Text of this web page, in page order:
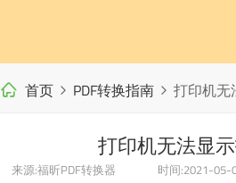
首页 PDF转换指南 打印机无
打印机无法显
来源:福昕PDF转换器 时间:2021-05-